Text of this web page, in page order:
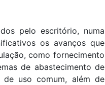
pelo escritório, numa
os avanços que
como fornecimento
de abastecimento de
de uso comum, além de